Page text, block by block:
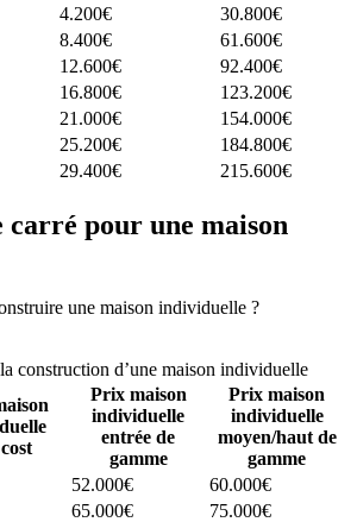
4.200€
30.800€
8.400€
61.600€
12.600€
92.400€
16.800€
123.200€
21.000€
154.000€
25.200€
184.800€
29.400€ 215.600€
pour une maison
une maison individuelle ?
construction d’une maison individuelle
Prix maison
individuelle
entrée de
gamme
Prix maison
individuelle
moyen/haut de
gamme
52.000€
60.000€
65.000€
75.000€